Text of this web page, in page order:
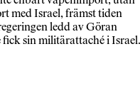
med Israel, främst tiden
ledd av Göran
fick sin militärattaché i Israel.